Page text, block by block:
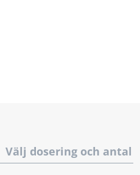
Välj dosering och antal